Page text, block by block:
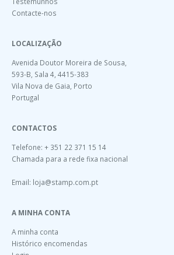
Contacte-nos
LOCALIZAÇÃO
Avenida Doutor Moreira de Sousa,
593-B, Sala 4, 4415-383
Vila Nova de Gaia, Porto
Portugal
CONTACTOS
Telefone: + 351 22 371 15 14
Chamada para a rede fixa nacional
Email: loja@stamp.com.pt
A MINHA CONTA
A minha conta
Histórico encomendas